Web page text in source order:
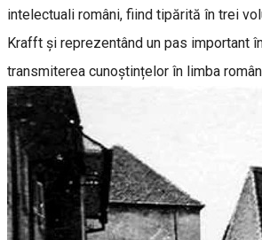
intelectuali români, fiind tipărită în trei
Krafft și reprezentând un pas important
transmiterea cunoștințelor în limba